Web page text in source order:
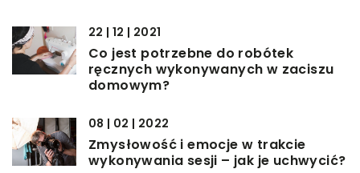
22 | 12 | 2021
Co jest potrzebne do robótek
ręcznych wykonywanych w zaciszu
domowym?
08 | 02 | 2022
Zmysłowość i emocje w trakcie
wykonywania sesji – jak je uchwycić?